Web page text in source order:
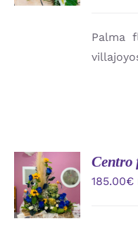
DETALLES
Palma
AÑADIR
AL
CARRITO
/
DETALLES
Centro
185.00€